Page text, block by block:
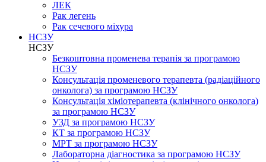
ЛЕК
Рак легень
Рак сечевого міхура
НСЗУ
НСЗУ
Безкоштовна променева терапія за програмою
НСЗУ
Консультація променевого терапевта (радіаційного
онколога) за програмою НСЗУ
Консультація хіміотерапевта (клінічного онколога)
за програмою НСЗУ
УЗД за програмою НСЗУ
КТ за програмою НСЗУ
МРТ за програмою НСЗУ
Лабораторна діагностика за програмою НСЗУ